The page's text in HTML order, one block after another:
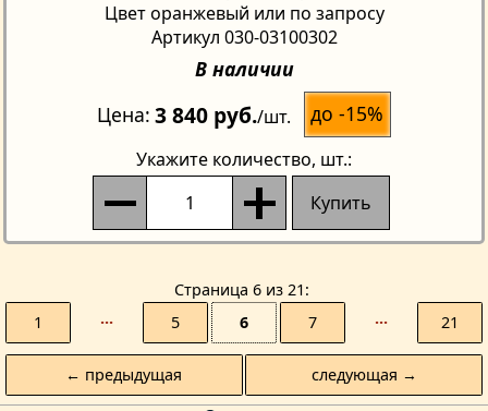
Цвет оранжевый или по запросу
Артикул 030-03100302
В наличии
Цена 3 840 руб./шт. до -15%
Укажите количество, шт.:
Купить
← предыдущая
Страницa 6 из 21
1
··· 5 6 7 ··· 21
следующая →